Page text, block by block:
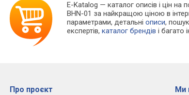
E-Katalog — каталог описів і цін
BHN-01 за найкращою ціною в
параметрами, детальніописи,
експертів,каталог брендів і багато
Про проєкт Ми